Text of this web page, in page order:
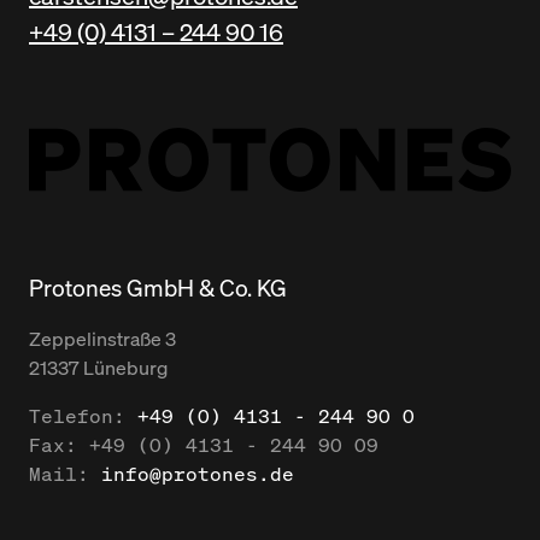
+49 (0) 4131 – 244 90 16
Protones GmbH & Co. KG
Zeppelinstraße3
21337Lüneburg
Telefon:
+49 (0) 4131 - 244 90 0
Fax:
+49 (0) 4131 - 244 90 09
Mail:
info@protones.de